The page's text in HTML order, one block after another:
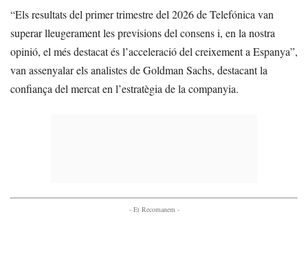
“Els resultats del primer trimestre del 2026 de Telefónica van
superar lleugerament les previsions del consens i, en la nostra
opinió, el més destacat és l’acceleració del creixement a Espanya”,
van assenyalar els analistes de Goldman Sachs, destacant la
confiança del mercat en l’estratègia de la companyia.
- Et Recomanem -